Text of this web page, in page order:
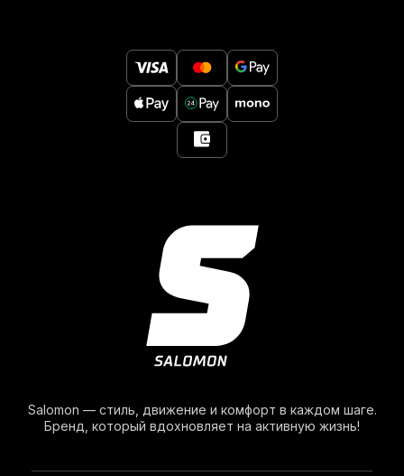
Salomon — стиль, движение и комфорт в каждом шаге.
Бренд, который вдохновляет на активную жизнь!